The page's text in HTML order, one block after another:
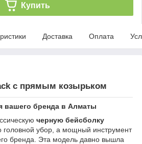
Купить
Доставка Оплата
с прямым козырьком
вашего бренда в Алматы
черную бейсболку
головной убор, а мощный инструмент
бренда. Эта модель давно вышла